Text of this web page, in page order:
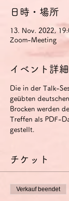
日時・場所
13. Nov. 2022,
Zoom-Meeting
イベント詳細
Die in der Talk-
geübten
Brocken werden
Treffen als PDF-
gestellt.
チケット
Verkauf beendet